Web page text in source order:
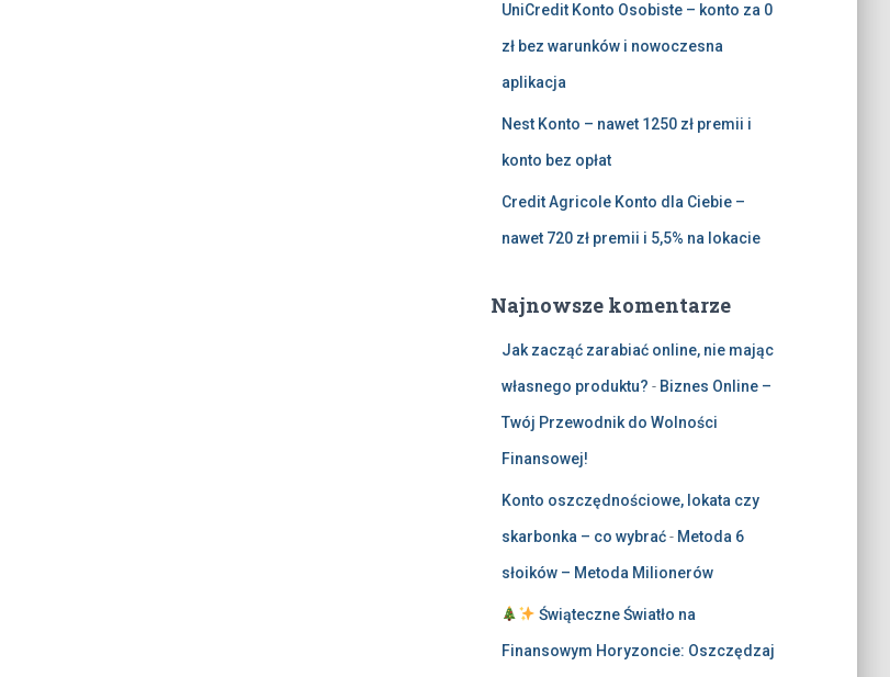
UniCredit Konto Osobiste – konto za 0
zł bez warunków i nowoczesna
aplikacja
Nest Konto – nawet 1250 zł premii i
konto bez opłat
Credit Agricole Konto dla Ciebie –
nawet 720 zł premii i 5,5% na lokacie
Najnowsze komentarze
Jak zacząć zarabiać online, nie mając
własnego produktu? - Biznes Online –
Twój Przewodnik do Wolności
Finansowej!
Konto oszczędnościowe, lokata czy
skarbonka – co wybrać- Metoda 6
słoików – Metoda Milionerów
Świąteczne Światło na
Finansowym Horyzoncie: Oszczędzaj